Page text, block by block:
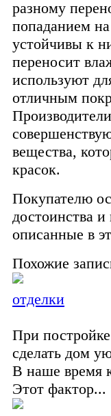
разному
попаданием
устойчивы к
переносит
используют
отличным
вещества,
красок.
Покупателю
достоинства
описанные в
Похожие
отделки
При
сделать дом
В наше время
Этот фактор...